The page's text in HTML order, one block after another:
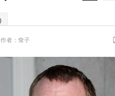
作者：耷子